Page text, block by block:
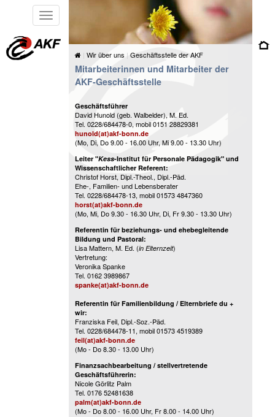
Toggle
navigation
Wir über uns Geschäftsstelle der AKF
Mitarbeiterinnen und Mitarbeiter der
AKF-Geschäftsstelle
Geschäftsführer
David Hunold (geb. Walbelder), M. Ed.
Tel. 0228/684478-0, mobil 0151 28829381
hunold(at)akf-bonn.de
(Mo, Di, Do 9.00 - 16.00 Uhr, Mi 9.00 - 13.30 Uhr)
Leiter "Kess-Institut für Personale Pädagogik" und
Wissenschaftlicher Referent:
Christof Horst, Dipl.-Theol., Dipl.-Päd.
Ehe-, Familien- und Lebensberater
Tel. 0228/684478-13, mobil 01573 4847360
horst(at)akf-bonn.de
(Mo, Mi, Do 9.30 - 16.30 Uhr, Di, Fr 9.30 - 13.30 Uhr)
Referentin für beziehungs- und ehebegleitende
Bildung und Pastoral:
Lisa Mattern, M. Ed. (in Elternzeit)
Vertretung:
Veronika Spanke
Tel. 0162 3989867
spanke(at)akf-bonn.de
Referentin für Familienbildung / Elternbriefe du +
wir:
Franziska Feil, Dipl.-Soz.-Päd.
Tel. 0228/684478-11, mobil 01573 4519389
feil(at)akf-bonn.de
(Mo - Do 8.30 - 13.00 Uhr)
Finanzsachbearbeitung / stellvertretende
Geschäftsführerin:
Nicole Görlitz Palm
Tel. 0176 52481638
palm(at)akf-bonn.de
(Mo - Do 8.00 - 16.00 Uhr, Fr 8.00 - 14.00 Uhr)